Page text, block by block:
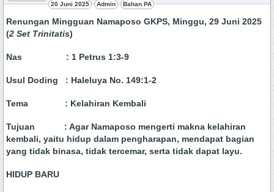
20 Juni 2025 Admin Bahan PA
Renungan Mingguan Namaposo GKPS, Minggu, 29 Juni 2025
(2 Set Trinitatis)
Nas : 1 Petrus 1:3-9
Usul Doding : Haleluya No. 149:1-2
Tema : Kelahiran Kembali
Tujuan : Agar Namaposo mengerti makna kelahiran
kembali, yaitu hidup dalam pengharapan, mendapat bagian
yang tidak binasa, tidak tercemar, serta tidak dapat layu.
HIDUP BARU